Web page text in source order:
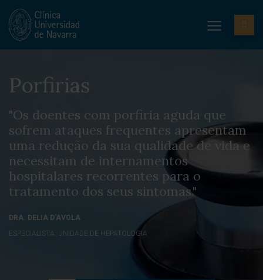
Porfirias
"Os doentes com porfiria aguda que
sofrem ataques frequentes apresentam
uma redução da sua qualidade de vida e
necessitam de internamentos
hospitalares recorrentes para o
tratamento dos seus sintomas."
DRA. DELIA D'AVOLA
ESPECIALISTA. UNIDADE DE HEPATOLOGIA